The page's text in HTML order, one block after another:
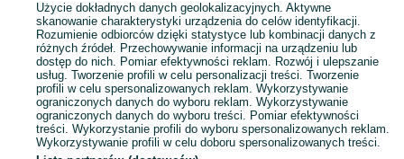
Popularne wyszukiwania
Użycie dokładnych danych geolokalizacyjnych. Aktywne
skanowanie charakterystyki urządzenia do celów identyfikacji.
Rozumienie odbiorców dzięki statystyce lub kombinacji danych z
różnych źródeł. Przechowywanie informacji na urządzeniu lub
dostęp do nich. Pomiar efektywności reklam. Rozwój i ulepszanie
usług. Tworzenie profili w celu personalizacji treści. Tworzenie
profili w celu spersonalizowanych reklam. Wykorzystywanie
ograniczonych danych do wyboru reklam. Wykorzystywanie
ograniczonych danych do wyboru treści. Pomiar efektywności
treści. Wykorzystanie profili do wyboru spersonalizowanych reklam.
Wykorzystywanie profili w celu doboru spersonalizowanych treści.